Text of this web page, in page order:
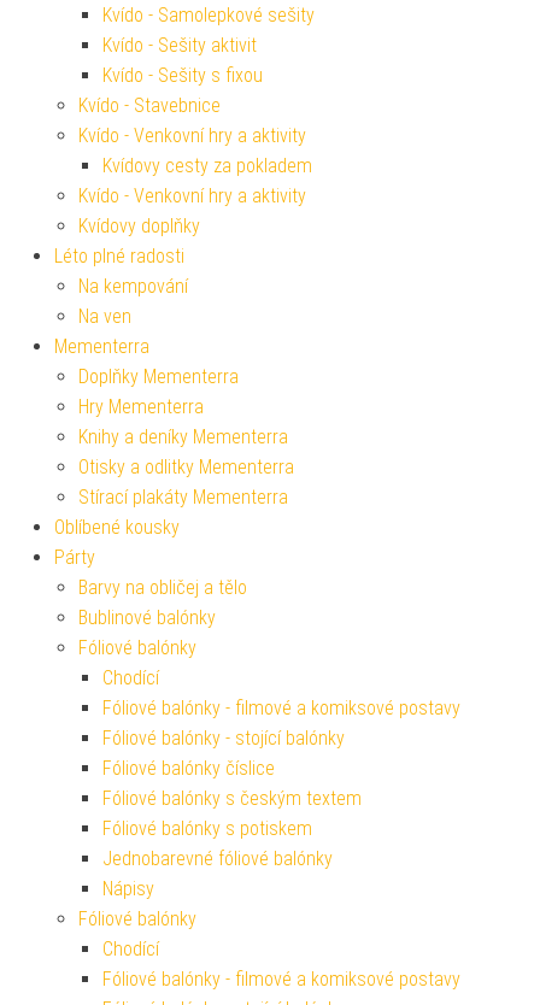
Kvído - Samolepkové sešity
Kvído - Sešity aktivit
Kvído - Sešity s fixou
Kvído - Stavebnice
Kvído - Venkovní hry a aktivity
Kvídovy cesty za pokladem
Kvído - Venkovní hry a aktivity
Kvídovy doplňky
Léto plné radosti
Na kempování
Na ven
Mementerra
Doplňky Mementerra
Hry Mementerra
Knihy a deníky Mementerra
Otisky a odlitky Mementerra
Stírací plakáty Mementerra
Oblíbené kousky
Párty
Barvy na obličej a tělo
Bublinové balónky
Fóliové balónky
Chodící
Fóliové balónky - filmové a komiksové postavy
Fóliové balónky - stojící balónky
Fóliové balónky číslice
Fóliové balónky s českým textem
Fóliové balónky s potiskem
Jednobarevné fóliové balónky
Nápisy
Fóliové balónky
Chodící
Fóliové balónky - filmové a komiksové postavy